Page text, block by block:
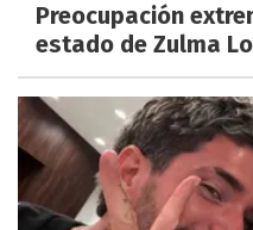
Preocupación
estado de Zulma